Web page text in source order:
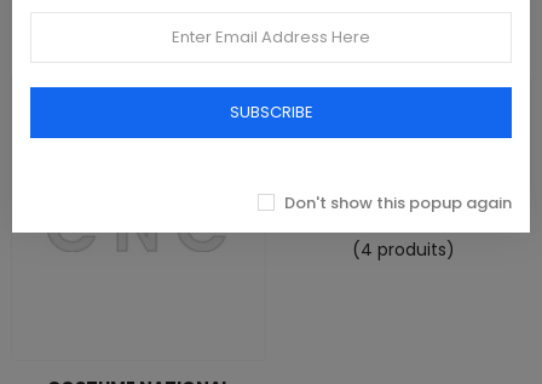
Colombia
(0 produit)
CONVERSE
(47 produits)
(4 produits)
SUBSCRIBE
Don't show this popup again